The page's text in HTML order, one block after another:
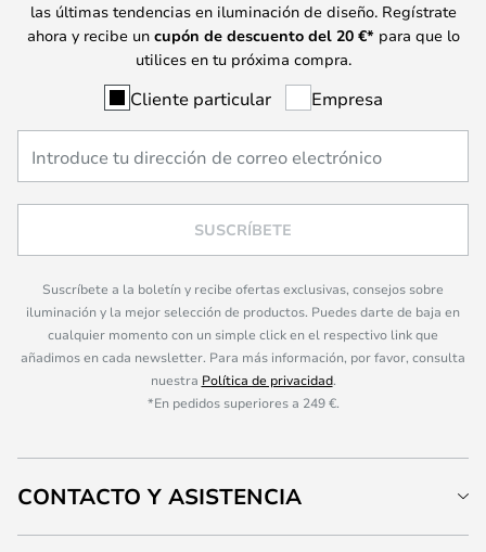
las últimas tendencias en iluminación de diseño. Regístrate
ahora y recibe un cupón de descuento del 20 €* para que lo
utilices en tu próxima compra.
Cliente particular Empresa
SUSCRÍBETE
Suscríbete a la boletín y recibe ofertas exclusivas, consejos sobre
iluminación y la mejor selección de productos. Puedes darte de baja en
cualquier momento con un simple click en el respectivo link que
añadimos en cada newsletter. Para más información, por favor, consulta
nuestra Política de privacidad.
*En pedidos superiores a 249 €.
CONTACTO Y ASISTENCIA